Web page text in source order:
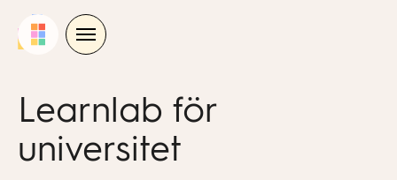
Learnlab för
universitet